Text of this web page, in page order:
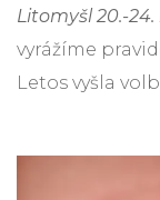
Litomyšl 20.-
vyrážíme
Letos vyšla